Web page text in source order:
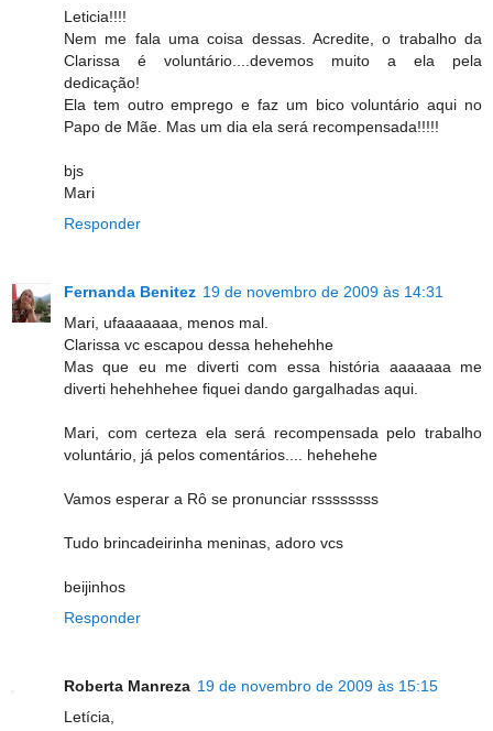
Leticia!!!!
Nem me fala uma coisa dessas. Acredite, o trabalho da
Clarissa é voluntário....devemos muito a ela pela
dedicação!
Ela tem outro emprego e faz um bico voluntário aqui no
Papo de Mãe. Mas um dia ela será recompensada!!!!!
bjs
Mari
Responder
Fernanda Benitez 19 de novembro de 2009 às 14:31
Mari, ufaaaaaaa, menos mal.
Clarissa vc escapou dessa hehehehhe
Mas que eu me diverti com essa história aaaaaaa me
diverti hehehhehee fiquei dando gargalhadas aqui.
Mari, com certeza ela será recompensada pelo trabalho
voluntário, já pelos comentários.... hehehehe
Vamos esperar a Rô se pronunciar rssssssss
Tudo brincadeirinha meninas, adoro vcs
beijinhos
Responder
Roberta Manreza 19 de novembro de 2009 às 15:15
Letícia,